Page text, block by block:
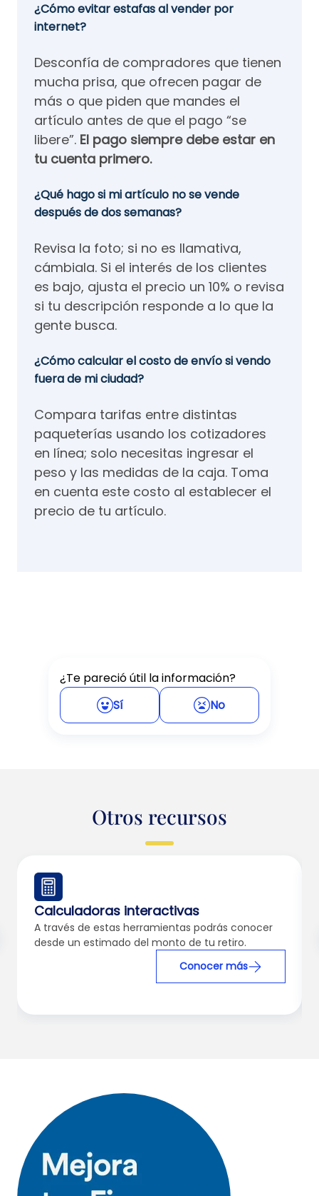
¿Cómo evitar estafas al vender por
internet?
Desconfía de compradores que tienen
mucha prisa, que ofrecen pagar de
más o que piden que mandes el
artículo antes de que el pago “se
libere”. El pago siempre debe estar en
tu cuenta primero.
¿Qué hago si mi artículo no se vende
después de dos semanas?
Revisa la foto; si no es llamativa,
cámbiala. Si el interés de los clientes
es bajo, ajusta el precio un 10% o revisa
si tu descripción responde a lo que la
gente busca.
¿Cómo calcular el costo de envío si vendo
fuera de mi ciudad?
Compara tarifas entre distintas
paqueterías usando los cotizadores
en línea; solo necesitas ingresar el
peso y las medidas de la caja. Toma
en cuenta este costo al establecer el
precio de tu artículo.
¿Te pareció útil la información?
Sí
No
Otros recursos
Calculadoras interactivas
A través de estas herramientas podrás conocer
desde un estimado del monto de tu retiro.
Conocer más